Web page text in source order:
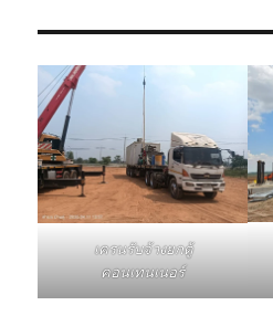
เครนรับจ้างยกตู้
คอนเทนเนอร์